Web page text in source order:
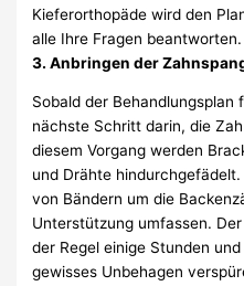
Kieferorthopäde wird den
alle Ihre Fragen beantworten.
3. Anbringen der
Sobald der
nächste Schritt darin, die
diesem Vorgang werden
und Drähte
von Bändern um die
Unterstützung umfassen.
der Regel einige Stunden
gewisses Unbehagen